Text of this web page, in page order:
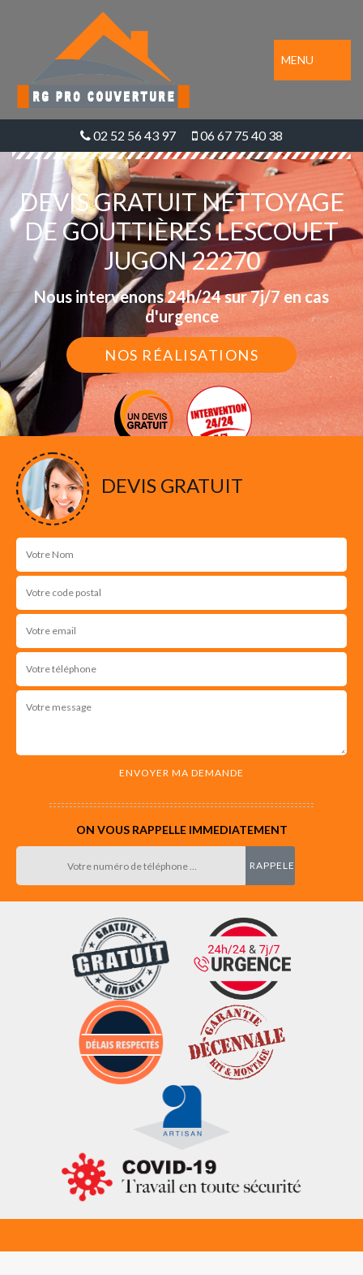
MENU
02 52 56 43 97 06 67 75 40 38
DEVIS GRATUIT NETTOYAGE
DE GOUTTIÈRES LESCOUET
JUGON 22270
Nous intervenons 24h/24 sur 7j/7 en cas
d'urgence
NOS RÉALISATIONS
DEVIS GRATUIT
ON VOUS RAPPELLE IMMEDIATEMENT